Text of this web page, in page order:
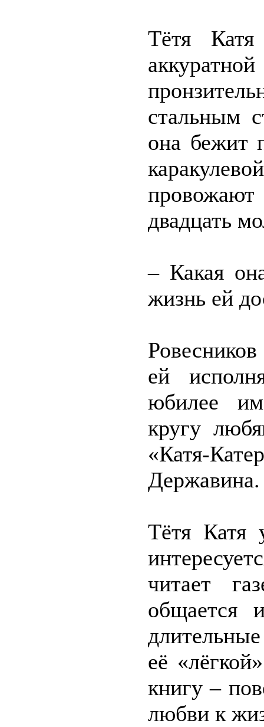
Тётя
стальным
она бежит
двадцать
– Какая
жизнь ей
ей
юбилее
кругу
«Катя-
Державина.
Тётя Катя
читает
общается
её
книгу –
любви к